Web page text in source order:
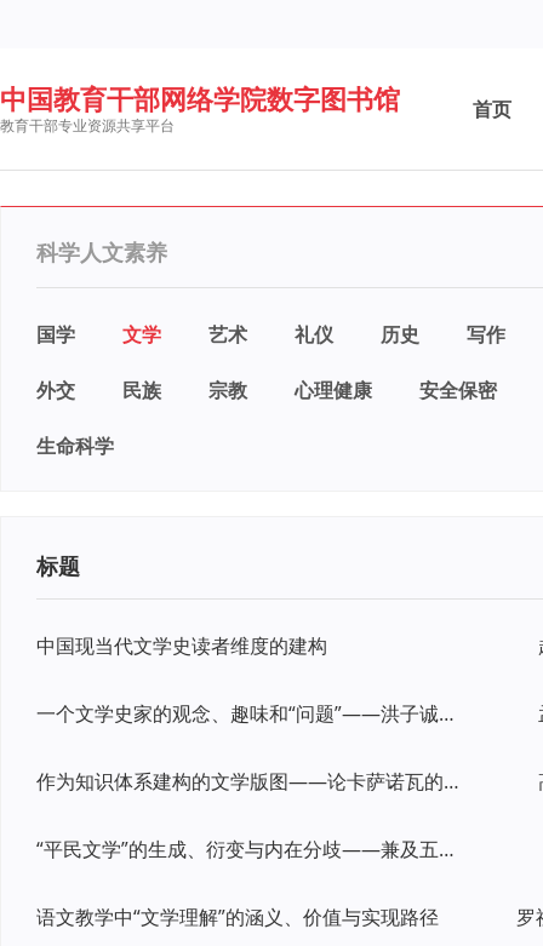
中国教育干部网络学院数字图书馆
教育干部专业资源共享平台
首页
科学人文素养
国学 文学 艺术 礼仪 历史 写作
外交 民族 宗教 心理健康 安全保密
生命科学
标题
中国现当代文学史读者维度的建构
一个文学史家的观念、趣味和“问题”——洪子诚中国当代文学史研究的再认识
作为知识体系建构的文学版图——论卡萨诺瓦的文学世界共和国假说
“平民文学”的生成、衍变与内在分歧——兼及五四新文学观念的分化调整
语文教学中“文学理解”的涵义、价值与实现路径 罗